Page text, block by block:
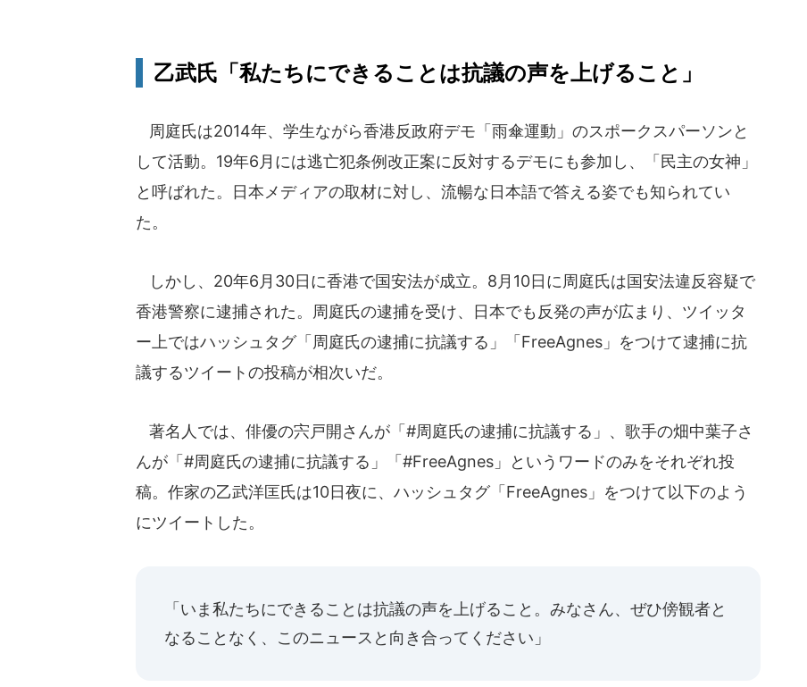
乙武氏「私たちにできることは抗議の声を上げること」
周庭氏は2014年、学生ながら香港反政府デモ「雨傘運動」のスポークスパーソンと
して活動。19年6月には逃亡犯条例改正案に反対するデモにも参加し、「民主の女神」
と呼ばれた。日本メディアの取材に対し、流暢な日本語で答える姿でも知られてい
た。
しかし、20年6月30日に香港で国安法が成立。8月10日に周庭氏は国安法違反容疑で
香港警察に逮捕された。周庭氏の逮捕を受け、日本でも反発の声が広まり、ツイッタ
ー上ではハッシュタグ「周庭氏の逮捕に抗議する」「FreeAgnes」をつけて逮捕に抗
議するツイートの投稿が相次いだ。
著名人では、俳優の宍戸開さんが「#周庭氏の逮捕に抗議する」、歌手の畑中葉子さ
んが「#周庭氏の逮捕に抗議する」「#FreeAgnes」というワードのみをそれぞれ投
稿。作家の乙武洋匡氏は10日夜に、ハッシュタグ「FreeAgnes」をつけて以下のよう
にツイートした。
「いま私たちにできることは抗議の声を上げること。みなさん、ぜひ傍観者と
なることなく、このニュースと向き合ってください」